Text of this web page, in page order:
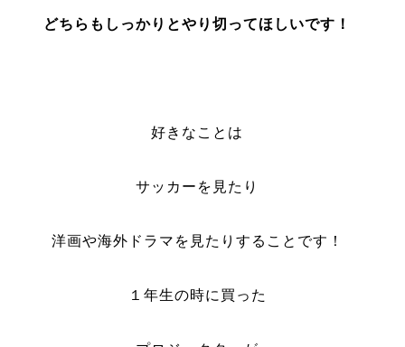
どちらもしっかりとやり切ってほしいです！
好きなことは
サッカーを見たり
洋画や海外ドラマを見たりすることです！
１年生の時に買った